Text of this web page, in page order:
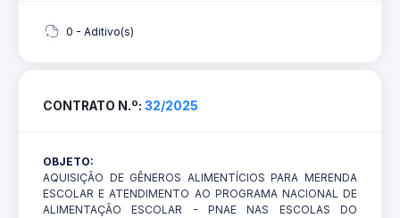
0 - Aditivo(s)
CONTRATO N.º: 32/2025
OBJETO:
AQUISIÇÃO DE GÊNEROS ALIMENTÍCIOS PARA MERENDA
ESCOLAR E ATENDIMENTO AO PROGRAMA NACIONAL DE
ALIMENTAÇÃO ESCOLAR - PNAE NAS ESCOLAS DO